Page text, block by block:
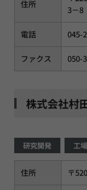
住所
3－8
電話 045-
ファクス 050-
株式会社村
研究開発 工場
住所 〒